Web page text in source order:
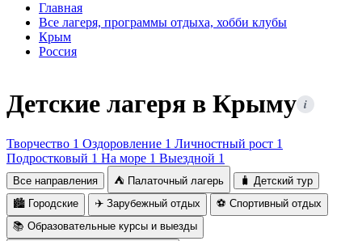
Главная
Все лагеря, программы отдыха, хобби клубы
Крым
Россия
Детские лагеря в Крыму i
Творчество 1 Оздоровление 1 Личностный рост 1
Подростковый 1 На море 1 Выездной 1
Все направления ⛺ Палаточный лагерь
🧳 Детский тур
🏙️ Городские
✈️ Зарубежный отдых
⚽ Спортивный отдых
📚 Образовательные курсы и выезды